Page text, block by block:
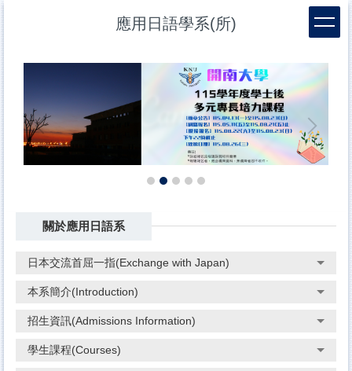
應用日語學系(所)
關於應用日語系
日本交流首屈一指(Exchange with Japan)
本系簡介(Introduction)
招生資訊(Admissions Information)
學生課程(Courses)